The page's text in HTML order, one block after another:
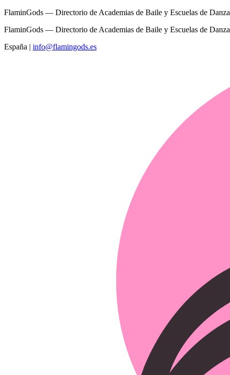
FlaminGods — Directorio de Academias de Baile y Escuelas de Danza
FlaminGods — Directorio de Academias de Baile y Escuelas de Danza
España | info@flamingods.es